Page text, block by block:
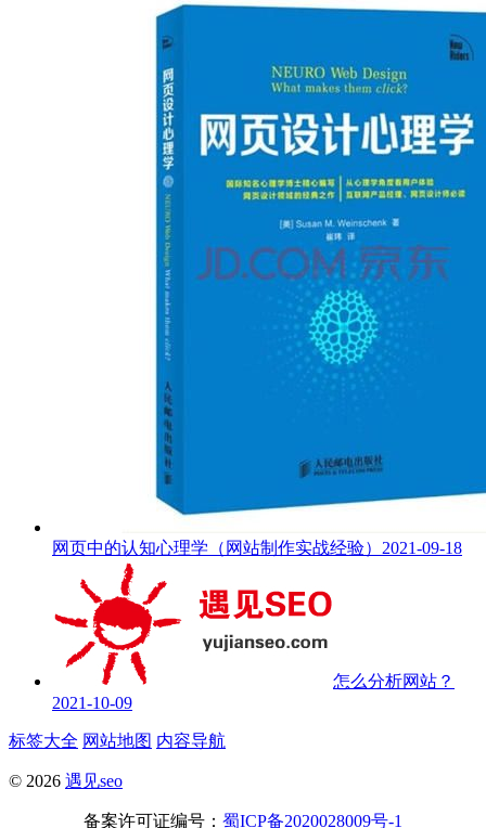
网页中的认知心理学（网站制作实战经验） 2021-09-18
怎么分析网站？
2021-10-09
标签大全 网站地图 内容导航
© 2026 遇见seo
备案许可证编号： 蜀ICP备2020028009号-1